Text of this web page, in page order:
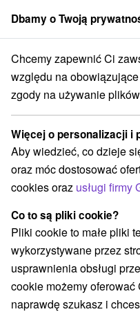
członek grupySorger
oferty na Słowacji
Wyjazdy
kotlina
Kategorie
Wszystkie kategorie
Wellness pobyty(12)
Romantyczne wypady(1)
Wakacje rodzinne(7)
Wybierz
Dbamy o Twoją
Chcemy zapewnić Ci
względu na
zgody na używanie
Więcej o personalizacji i
Aby wiedzieć, co dzieje
oraz móc dostosować
cookies oraz usługi firmy
Co to są pliki cookie?
Pliki cookie to małe pliki
wykorzystywane przez
usprawnienia obsługi
cookie możemy oferować
naprawdę szukasz i